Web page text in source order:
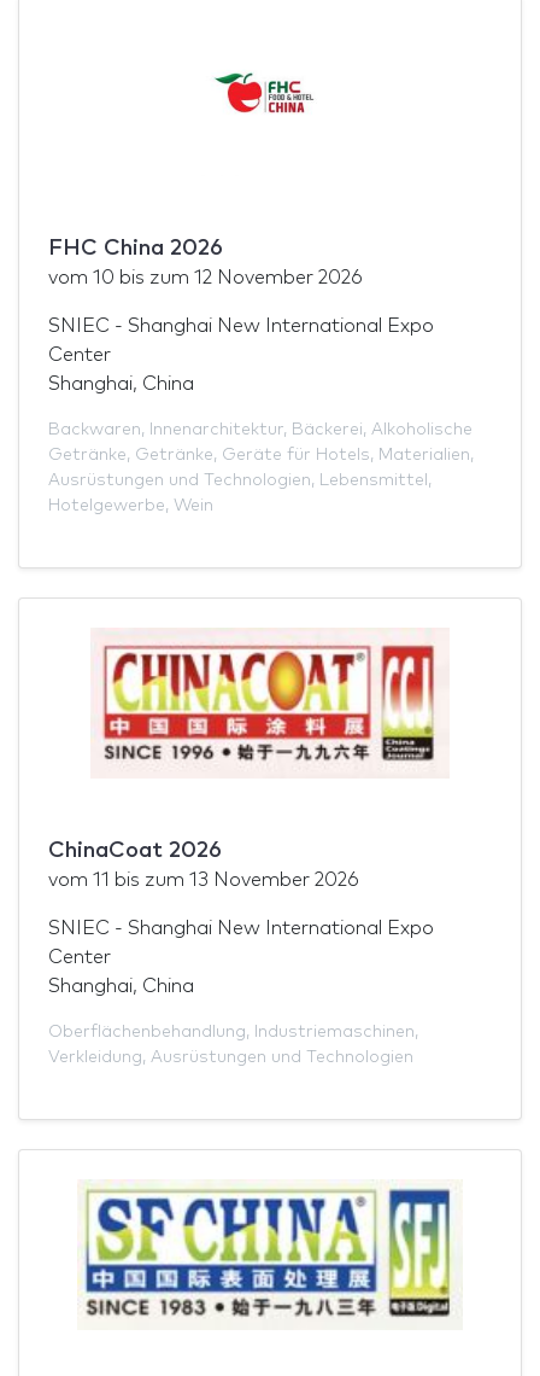
FHC China 2026
vom 10 bis zum 12 November 2026
SNIEC - Shanghai New International Expo
Center
Shanghai, China
Backwaren, Innenarchitektur, Bäckerei, Alkoholische
Getränke, Getränke, Geräte für Hotels, Materialien,
Ausrüstungen und Technologien, Lebensmittel ,
Hotelgewerbe, Wein
ChinaCoat 2026
vom 11 bis zum 13 November 2026
SNIEC - Shanghai New International Expo
Center
Shanghai, China
Oberflächenbehandlung, Industriemaschinen,
Verkleidung, Ausrüstungen und Technologien